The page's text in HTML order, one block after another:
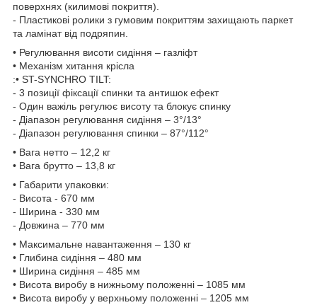
поверхнях (килимові покриття).
- Пластикові ролики з гумовим покриттям захищають паркет
та ламінат від подряпин.
• Регулювання висоти сидіння – газліфт
• Механізм хитання крісла
:• ST-SYNCHRO TILT:
- 3 позиції фіксації спинки та антишок ефект
- Один важіль регулює висоту та блокує спинку
- Діапазон регулювання сидіння – 3°/13°
- Діапазон регулювання спинки – 87°/112°
• Вага нетто – 12,2 кг
• Вага брутто – 13,8 кг
• Габарити упаковки:
- Висота - 670 мм
- Ширина - 330 мм
- Довжина – 770 мм
• Максимальне навантаження – 130 кг
• Глибина сидіння – 480 мм
• Ширина сидіння – 485 мм
• Висота виробу в нижньому положенні – 1085 мм
• Висота виробу у верхньому положенні – 1205 мм